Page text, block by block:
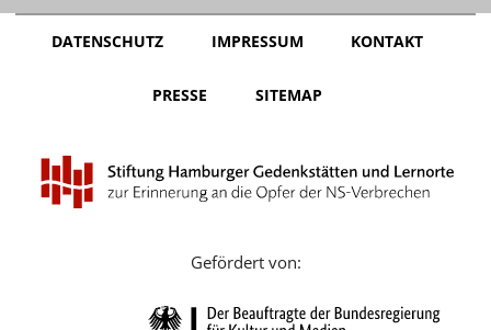
Italiano
Português
Yкраїнський
Русский
DATENSCHUTZ IMPRESSUM KONTAKT
PRESSE SITEMAP
Gefördert von: